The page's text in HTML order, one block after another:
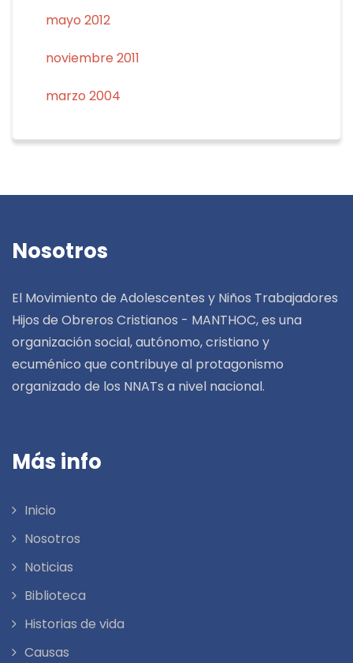
mayo 2012
noviembre 2011
marzo 2004
Nosotros
El Movimiento de Adolescentes y Niños Trabajadores
Hijos de Obreros Cristianos - MANTHOC, es una
organización social, autónomo, cristiano y
ecuménico que contribuye al protagonismo
organizado de los NNATs a nivel nacional.
Más info
Inicio
Nosotros
Noticias
Biblioteca
Historias de vida
Causas